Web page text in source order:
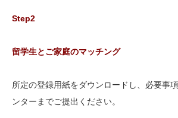
Step2
留学生とご家庭のマッチング
所定の登録用紙をダウンロードし、必要事
ンターまでご提出ください。